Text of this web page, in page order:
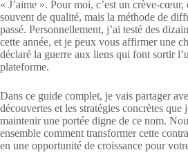
« J’aime ». Pour moi, c’est un crève-cœur,
souvent de qualité, mais la méthode de
passé. Personnellement, j’ai testé des
cette année, et je peux vous affirmer une
déclaré la guerre aux liens qui font sortir
plateforme.
Dans ce guide complet, je vais partager
découvertes et les stratégies concrètes que
maintenir une portée digne de ce nom.
ensemble comment transformer cette
en une opportunité de croissance pour